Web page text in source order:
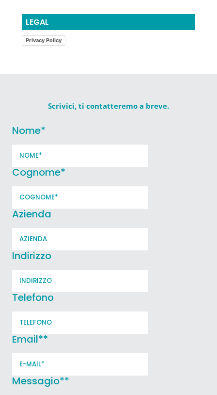
LEGAL
Privacy Policy
Scrivici, ti contatteremo a breve.
Nome*
Cognome*
Azienda
Indirizzo
Telefono
Email**
Messagio**